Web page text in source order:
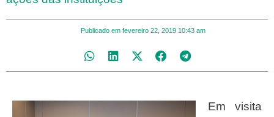
Publicado em fevereiro 22, 2019 10:43 am
Em visita